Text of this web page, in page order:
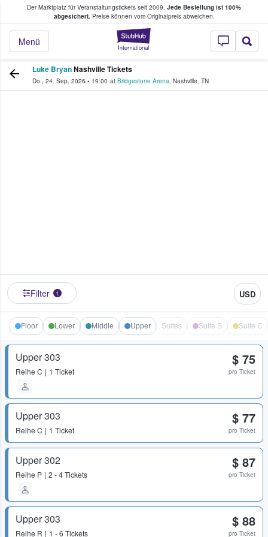
Der Marktplatz für Veranstaltungstickets seit 2009. Jede Bestellung ist 100%
abgesichert.Preise können vom Originalpreis abweichen.
StubHub - Wo
Menü
Tickets kaufen & verkaufen
Luke BryanNashville Tickets
Do., 24. Sep. 2026 • 19:00 at Bridgestone Arena, Nashville, TN
Filter 1 USD
Floor Lower Middle Upper Suites Suite S Suite C
Upper 303
Reihe C 1 Ticket
$ 75
pro Ticket
Upper 303
Reihe C 1 Ticket
$ 77
pro Ticket
Upper 302
Reihe P 2 - 4 Tickets
$ 87
pro Ticket
Upper 303
Reihe R 1 - 6 Tickets
$ 88
pro Ticket